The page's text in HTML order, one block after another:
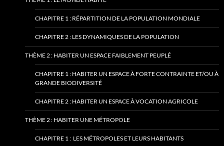
CHAPITRE 1 : RÉPARTITION DE LA POPULATION MONDIALE
CHAPITRE 2 : LES DYNAMIQUES DE LA POPULATION
THÈME 2 : HABITER UN ESPACE FAIBLEMENT PEUPLÉ
CHAPITRE 1 : HABITER UN ESPACE À FORTE CONTRAINTE ET/OU À
GRANDE BIODIVERSITÉ
CHAPITRE 2 : HABITER UN ESPACE À VOCATION AGRICOLE
THÈME 2 : HABITER UNE MÉTROPOLE
CHAPITRE 1 : LES MÉTROPOLES ET LEURS HABITANTS